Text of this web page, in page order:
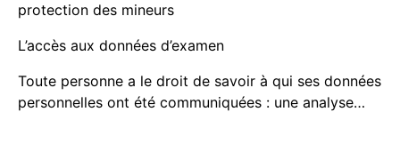
protection des mineurs
L’accès aux données d’examen
Toute personne a le droit de savoir à qui ses données
personnelles ont été communiquées : une analyse…